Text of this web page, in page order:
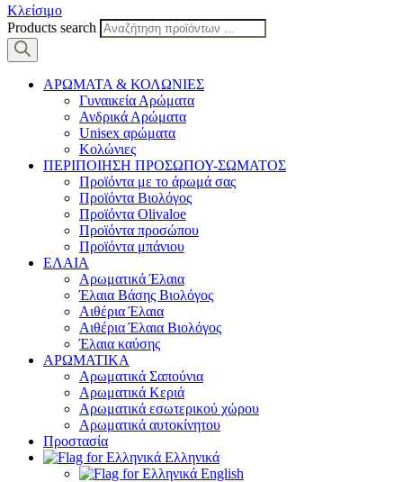
Κλείσιμο
Products search
ΑΡΩΜΑΤΑ & ΚΟΛΩΝΙΕΣ
Γυναικεία Αρώματα
Ανδρικά Αρώματα
Unisex αρώματα
Κολώνιες
ΠΕΡΙΠΟΙΗΣΗ ΠΡΟΣΩΠΟΥ-ΣΩΜΑΤΟΣ
Προϊόντα με το άρωμά σας
Προϊόντα Βιολόγος
Προϊόντα Olivaloe
Προϊόντα προσώπου
Προϊόντα μπάνιου
ΕΛΑΙΑ
Αρωματικά Έλαια
Έλαια Βάσης Βιολόγος
Αιθέρια Έλαια
Αιθέρια Έλαια Βιολόγος
Έλαια καύσης
ΑΡΩΜΑΤΙΚΑ
Αρωματικά Σαπούνια
Αρωματικά Κεριά
Αρωματικά εσωτερικού χώρου
Αρωματικά αυτοκίνητου
Προστασία
Ελληνικά
English